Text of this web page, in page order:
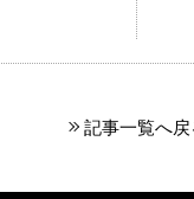
記事一覧へ戻